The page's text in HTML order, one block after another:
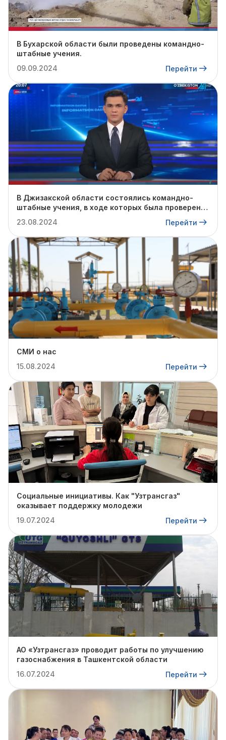
В Бухарской области были проведены командно-
штабные учения.
09.09.2024
Перейти
В Джизакской области состоялись командно-
штабные учения, в ходе которых была проверена
осенне-зимнему сезону.
23.08.2024 Перейти
СМИ о нас
15.08.2024
Перейти
Социальные инициативы. Как "Узтрансгаз"
оказывает поддержку молодежи
19.07.2024
Перейти
АО «Узтрансгаз» проводит работы по улучшению
газоснабжения в Ташкентской области
16.07.2024
Перейти